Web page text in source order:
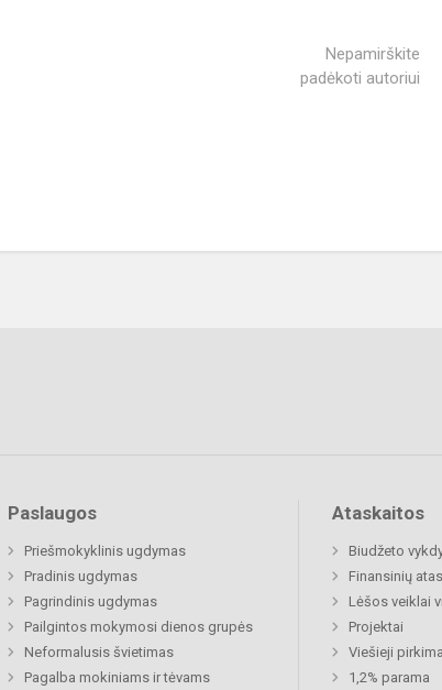
Nepamirškite
padėkoti autoriui
Paslaugos
Priešmokyklinis ugdymas
Pradinis ugdymas
Pagrindinis ugdymas
Pailgintos mokymosi dienos grupės
Neformalusis švietimas
Pagalba mokiniams ir tėvams
Ataskaitos
Biudžeto
Finansinių
Lėšos veiklai
Projektai
Viešieji
1,2% parama